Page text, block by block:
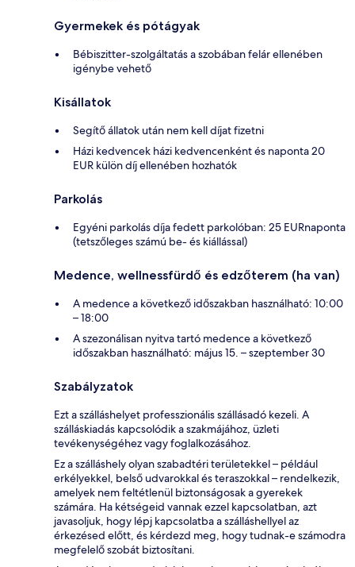
Gyermekek és pótágyak
Bébiszitter-szolgáltatás a szobában felár ellenében
igénybe vehető
Kisállatok
Segítő állatok után nem kell díjat fizetni
Házi kedvencek házi kedvencenként és naponta 20
EUR külön díj ellenében hozhatók
Parkolás
Egyéni parkolás díja fedett parkolóban: 25 EURnaponta
(tetszőleges számú be- és kiállással)
Medence, wellnessfürdő és edzőterem (ha van)
A medence a következő időszakban használható: 10:00
– 18:00
A szezonálisan nyitva tartó medence a következő
időszakban használható: május 15. – szeptember 30
Szabályzatok
Ezt a szálláshelyet professzionális szállásadó kezeli. A
szálláskiadás kapcsolódik a szakmájához, üzleti
tevékenységéhez vagy foglalkozásához.
Ez a szálláshely olyan szabadtéri területekkel – például
erkélyekkel, belső udvarokkal és teraszokkal – rendelkezik,
amelyek nem feltétlenül biztonságosak a gyerekek
számára. Ha kétségeid vannak ezzel kapcsolatban, azt
javasoljuk, hogy lépj kapcsolatba a szálláshellyel az
érkezésed előtt, és kérdezd meg, hogy tudnak-e számodra
megfelelő szobát biztosítani.